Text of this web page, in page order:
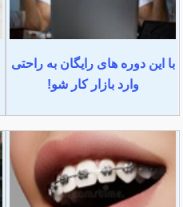
با این دوره های رایگان به راحتی
وارد بازار کار شو!